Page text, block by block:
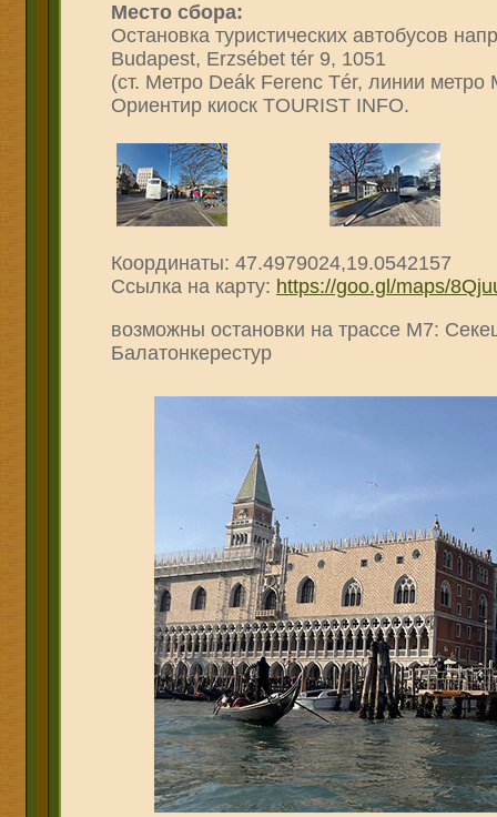
Место сбора:
Остановка туристических автобусов
Budapest, Erzsébet tér 9, 1051
(ст. Метро Deák Ferenc Tér, линии
Ориентир киоск TOURIST INFO.
Координаты: 47.4979024,19.0542157
Ссылка на карту: https://goo.gl/maps/
возможны остановки на трассе М7:
Балатонкерестур